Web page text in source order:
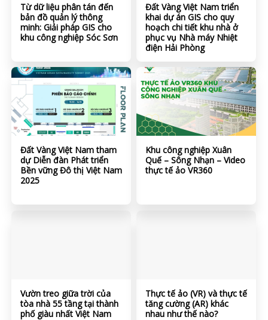
Từ dữ liệu phân tán đến
bản đồ quản lý thông
minh: Giải pháp GIS cho
khu công nghiệp Sóc Sơn
Đất Vàng Việt Nam triển
khai dự án GIS cho quy
hoạch chi tiết khu nhà ở
phục vụ Nhà máy Nhiệt
điện Hải Phòng
Đất Vàng Việt Nam tham
dự Diễn đàn Phát triển
Bền vững Đô thị Việt Nam
2025
Khu công nghiệp Xuân
Quế – Sông Nhạn – Video
thực tế ảo VR360
Vườn treo giữa trời của
tòa nhà 55 tầng tại thành
phố giàu nhất Việt Nam
Thực tế ảo (VR) và thực tế
tăng cường (AR) khác
nhau như thế nào?